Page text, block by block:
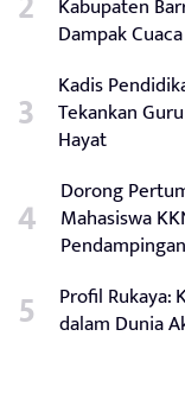
Kabupaten
Dampak
Kadis
Tekankan
Hayat
Dorong
Mahasiswa
Profil Rukaya:
dalam Dunia